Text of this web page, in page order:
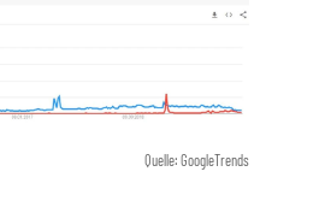
Quelle: GoogleTrends